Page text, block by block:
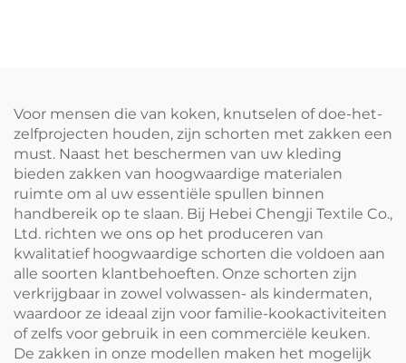
Voor mensen die van koken, knutselen of doe-het-
zelfprojecten houden, zijn schorten met zakken een
must. Naast het beschermen van uw kleding
bieden zakken van hoogwaardige materialen
ruimte om al uw essentiële spullen binnen
handbereik op te slaan. Bij Hebei Chengji Textile Co.,
Ltd. richten we ons op het produceren van
kwalitatief hoogwaardige schorten die voldoen aan
alle soorten klantbehoeften. Onze schorten zijn
verkrijgbaar in zowel volwassen- als kindermaten,
waardoor ze ideaal zijn voor familie-kookactiviteiten
of zelfs voor gebruik in een commerciële keuken.
De zakken in onze modellen maken het mogelijk